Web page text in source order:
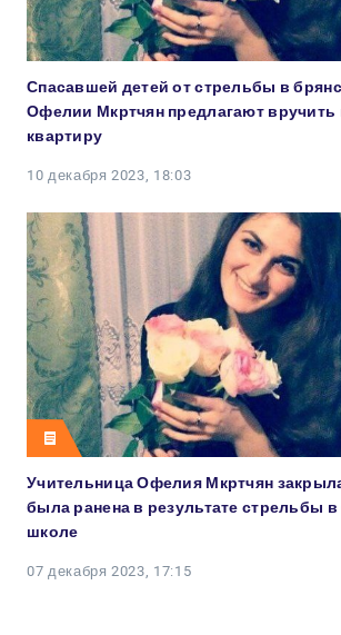
Спасавшей детей от стрельбы в
Офелии Мкртчян предлагают вручить
квартиру
10 декабря 2023, 18:03
Учительница Офелия Мкртчян
была ранена в результате стрельбы в
школе
07 декабря 2023, 17:15